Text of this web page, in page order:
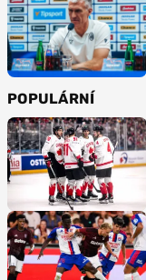
POPULÁRNÍ